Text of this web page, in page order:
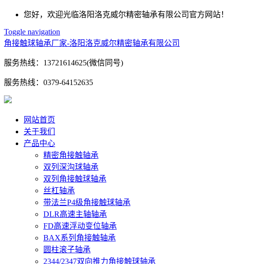
您好，欢迎光临洛阳洛克威尔精密轴承有限公司官方网站！
Toggle navigation
角接触球轴承厂家-洛阳洛克威尔精密轴承有限公司
服务热线： 13721614625(微信同号)
服务热线： 0379-64152635
网站首页
关于我们
产品中心
精密角接触轴承
双列深沟球轴承
双列角接触球轴承
丝杠轴承
带法兰P4级角接触球轴承
DLR高速主轴轴承
FD高速浮动变位轴承
BAX系列角接触轴承
圆柱滚子轴承
2344/2347双向推力角接触球轴承